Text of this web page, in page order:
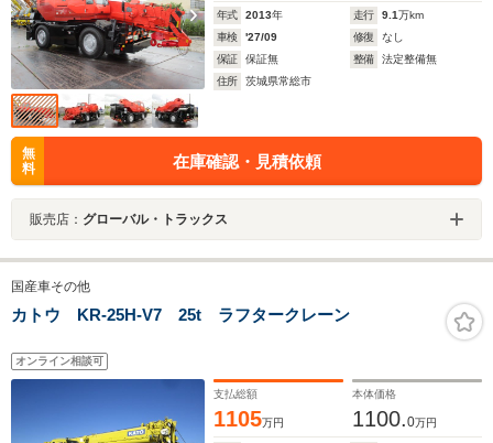
年式 2013年 走行 9.1万km
車検
'27/09 修復
なし
保証
保証無 整備
法定整備無
住所
茨城県常総市
無
料
在庫確認・見積依頼
販売店： グローバル・トラックス
国産車その他
カトウ KR-25H-V7 25t ラフタークレーン
オンライン相談可
支払総額
1105万円
本体価格
1100.0万円